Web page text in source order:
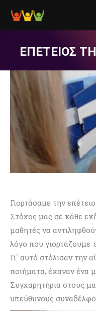
ΕΠΕΤΕΙΟΣ
Γιορτάσαμε την
Στόχος μας σε κάθε
μαθητές να
λόγο που γιορτάζουμε
Γι΄ αυτό στόλισαν την
ποιήματα, έκαναν ένα
Συγχαρητήρια στους
υπεύθυνους